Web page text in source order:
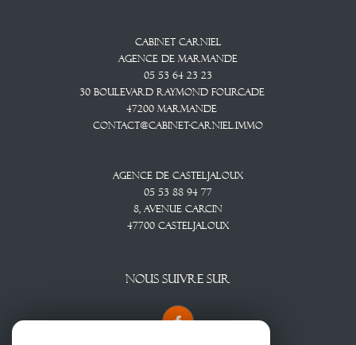
Cabinet CARNIEL
Agence De Marmande
05 53 64 23 23
30 Boulevard Raymond Fourcade
47200
Marmande
contact@cabinet-carniel.immo
Agence De Casteljaloux
05 53 88 94 77
8, Avenue CARCIN
47700
CASTELJALOUX
NOUS SUIVRE SUR